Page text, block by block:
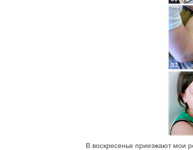
В воскресенье приезжают мои